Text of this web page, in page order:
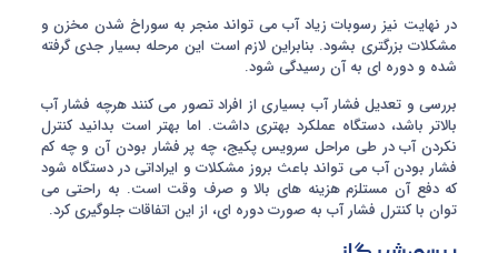
در نهایت نیز رسوبات زیاد آب می تواند منجر به سوراخ شدن مخزن و
مشکلات بزرگتری بشود. بنابراین لازم است این مرحله بسیار جدی گرفته
شده و دوره ای به آن رسیدگی شود.
بررسی و تعدیل فشار آب بسیاری از افراد تصور می کنند هرچه فشار آب
بالاتر باشد، دستگاه عملکرد بهتری داشت. اما بهتر است بدانید کنترل
نکردن آب در طی مراحل سرویس پکیج، چه پر فشار بودن آن و چه کم
فشار بودن آب می تواند باعث بروز مشکلات و ایراداتی در دستگاه شود
که دفع آن مستلزم هزینه های بالا و صرف وقت است. به راحتی می
توان با کنترل فشار آب به صورت دوره ای، از این اتفاقات جلوگیری کرد.